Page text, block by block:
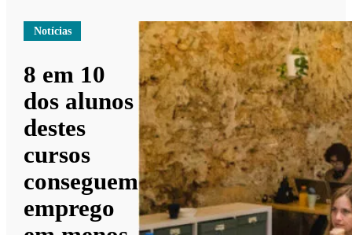
Notícias
8 em 10
dos alunos
destes
cursos
conseguem
emprego